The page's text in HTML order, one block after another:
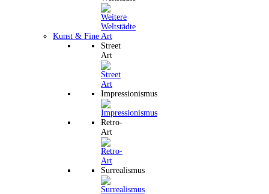
Kunst & Fine Art
Street
Art
Impressionismus
Retro-
Art
Surrealismus